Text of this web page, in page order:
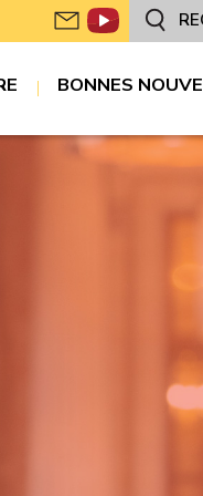
BONNES